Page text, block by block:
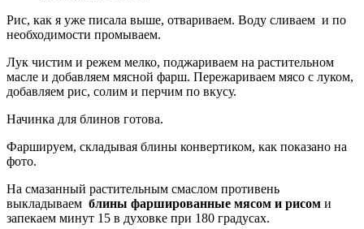
Рис, как я уже писала выше, отвариваем. Воду сливаем и по
необходимости промываем.
Лук чистим и режем мелко, поджариваем на растительном
масле и добавляем мясной фарш. Пережариваем мясо с луком,
добавляем рис, солим и перчим по вкусу.
Начинка для блинов готова.
Фаршируем, складывая блины конвертиком, как показано на
фото.
На смазанный растительным смаслом противень
выкладываем блины фаршированные мясом и рисом и
запекаем минут 15 в духовке при 180 градусах.